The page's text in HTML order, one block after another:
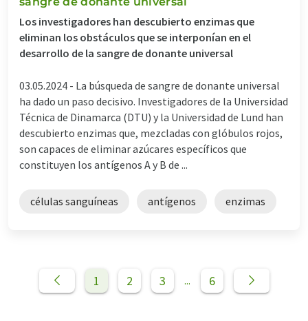
Los investigadores han descubierto enzimas que
eliminan los obstáculos que se interponían en el
desarrollo de la sangre de donante universal
03.05.2024 - La búsqueda de sangre de donante universal
ha dado un paso decisivo. Investigadores de la Universidad
Técnica de Dinamarca (DTU) y la Universidad de Lund han
descubierto enzimas que, mezcladas con glóbulos rojos,
son capaces de eliminar azúcares específicos que
constituyen los antígenos A y B de ...
células sanguíneas antígenos enzimas
1 2 3 ... 6